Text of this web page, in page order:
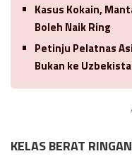
Kasus Kokain,
Boleh Naik Ring
Petinju Pelatnas
Bukan ke
KELAS BERAT